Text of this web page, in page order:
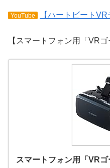
YouTube 【ハートビートVR
【スマートフォン用「VRゴ
スマートフォン用「VRゴ